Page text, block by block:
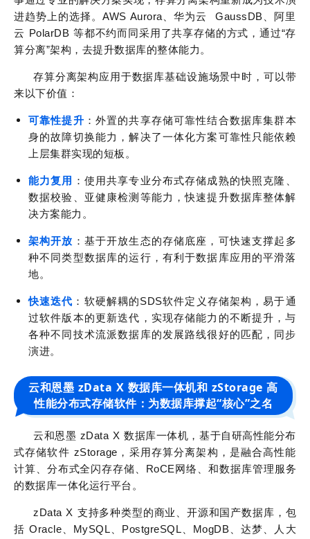
进趋势上的选择。AWS Aurora、华为云 GaussDB、阿里
云 PolarDB 等都不约而同采用了共享存储的方式，通过“存
算分离”架构，去提升数据库的整体能力。
存算分离架构应用于数据库基础设施场景中时，可以带
来以下价值：
可靠性提升 ：外置的共享存储可靠性结合数据库集群本
身的故障切换能力，解决了一体化方案可靠性只能依赖
上层集群实现的短板。
能力复用 ：使用共享专业分布式存储成熟的快照克隆、
数据校验、亚健康检测等能力，快速提升数据库整体解
决方案能力。
架构开放 ：基于开放生态的存储底座，可快速支撑起多
种不同类型数据库的运行，有利于数据库应用的平滑落
地。
快速迭代 ：软硬解耦的SDS软件定义存储架构，易于通
过软件版本的更新迭代，实现存储能力的不断提升，与
各种不同技术流派数据库的发展路线很好的匹配，同步
演进。
云和恩墨 zData X 数据库一体机和 zStorage 高
性能分布式存储软件：为数据库撑起“核心”之名
云和恩墨 zData X 数据库一体机，基于自研高性能分布
式存储软件 zStorage，采用存算分离架构，是融合高性能
计算、分布式全闪存存储、RoCE网络、和数据库管理服务
的数据库一体化运行平台。
zData X 支持多种类型的商业、开源和国产数据库，包
括 Oracle、MySQL、PostgreSQL、MogDB、达梦、人大